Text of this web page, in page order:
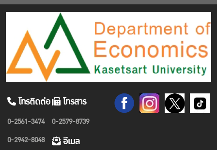
โทรติดต่อ
0-2561-3474
0-2942-8048
โทรสาร
0-2579-8739
อีเมล